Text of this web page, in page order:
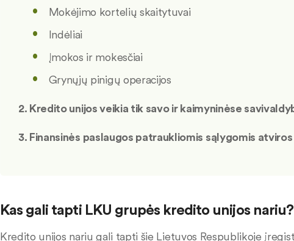
Mokėjimo kortelių skaitytuvai
Indėliai
Įmokos ir mokesčiai
Grynųjų pinigų operacijos
2. Kredito unijos veikia tik savo ir kaimyninėse
3. Finansinės paslaugos patraukliomis sąlygomis
Kas gali tapti LKU grupės kredito unijos nariu?
Kredito unijos nariu gali tapti šie Lietuvos Respublikoje